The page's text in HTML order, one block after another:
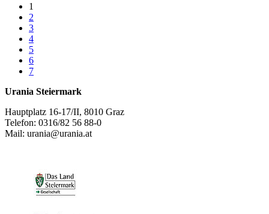
1
2
3
4
5
6
7
Urania Steiermark
Hauptplatz 16-17/II, 8010 Graz
Telefon: 0316/82 56 88-0
Mail: urania@urania.at